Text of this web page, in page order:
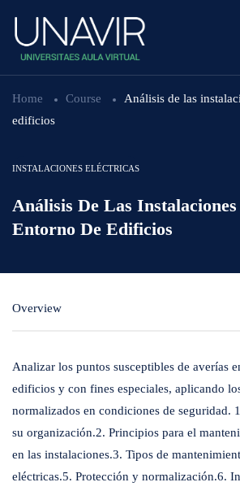
Home Course
Análisis de las
edificios
INSTALACIONES ELÉCTRICAS
Análisis De Las
Entorno De Edificios
Overview
Analizar los puntos susceptibles de averías
edificios y con fines especiales, aplicando
normalizados en condiciones de seguridad.
su organización.2. Principios para el
en las instalaciones.3. Tipos de
eléctricas.5. Protección y normalización.6.